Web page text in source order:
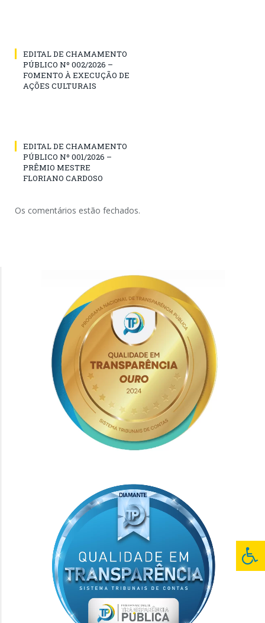
EDITAL DE CHAMAMENTO
PÚBLICO Nº 002/2026 –
FOMENTO À EXECUÇÃO DE
AÇÕES CULTURAIS
EDITAL DE CHAMAMENTO
PÚBLICO Nº 001/2026 –
PRÊMIO MESTRE
FLORIANO CARDOSO
Os comentários estão fechados.